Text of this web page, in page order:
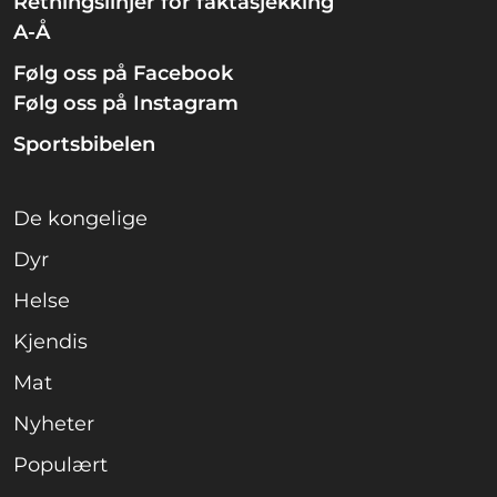
A-Å
Følg oss på Facebook
Følg oss på Instagram
Sportsbibelen
De kongelige
Dyr
Helse
Kjendis
Mat
Nyheter
Populært